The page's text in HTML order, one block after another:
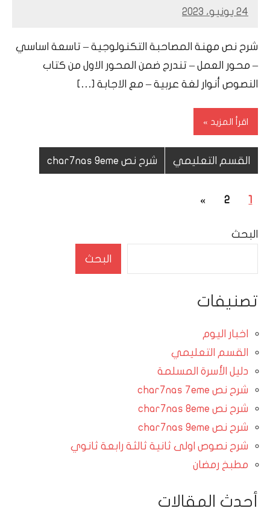
24 يونيو، 2023
Mohamed
شرح نص مهنة المصاحبة التكنولوجية – تاسعة اساسي
– محور العمل – تندرج ضمن المحور الاول من كتاب
النصوص أنوار لغة عربية – مع الاجابة […]
اقرأ المزيد
القسم التعليمي شرح نص char7nas 9eme
تعدد
المقالات
1
2
المقالات
»
البحث
البحث
تصنيفات
اخبار اليوم
القسم التعليمي
دليل الأسرة المسلمة
شرح نص char7nas 7eme
شرح نص char7nas 8eme
شرح نص char7nas 9eme
شرح نصوص اولى ثانية ثالثة رابعة ثانوي
مطبخ رمضان
أحدث المقالات